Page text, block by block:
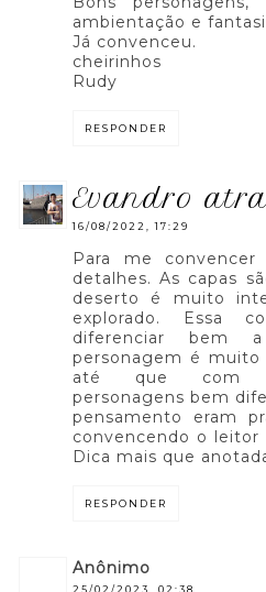
ambientação e
Já convenceu.
cheirinhos
Rudy
RESPONDER
evandro
16/08/2022, 17:29
Para me
detalhes. As capas
deserto é muito
explorado. Essa
diferenciar bem
personagem é
até que com
personagens bem
pensamento eram
convencendo o
Dica mais que
RESPONDER
anônimo
25/02/2023, 02:38